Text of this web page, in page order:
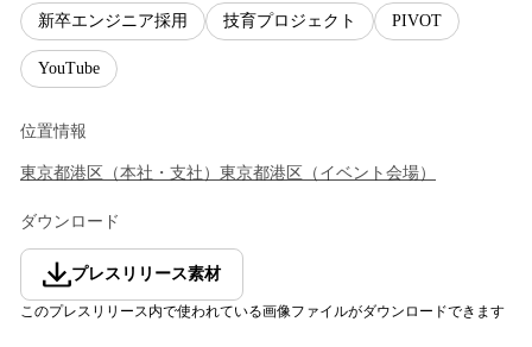
新卒エンジニア採用 技育プロジェクト PIVOT
YouTube
位置情報
東京都港区 （本社・支社 ） 東京都港区 （ イベント会場）
ダウンロード
プレスリリース素材
このプレスリリース内で使われている画像ファイルがダウンロードできます